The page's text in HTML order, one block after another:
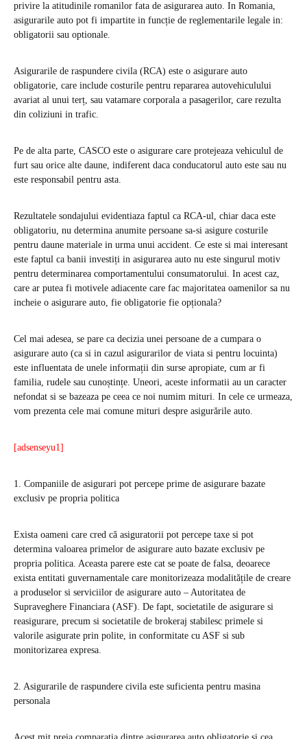
privire la atitudinile romanilor fata de asigurarea auto. In Romania,
asigurarile auto pot fi impartite in funcție de reglementarile legale in:
obligatorii sau optionale.
Asigurarile de raspundere civila (RCA) este o asigurare auto
obligatorie, care include costurile pentru repararea autovehiculului
avariat al unui terț, sau vatamare corporala a pasagerilor, care rezulta
din coliziuni in trafic.
Pe de alta parte, CASCO este o asigurare care protejeaza vehiculul de
furt sau orice alte daune, indiferent daca conducatorul auto este sau nu
este responsabil pentru asta.
Rezultatele sondajului evidentiaza faptul ca RCA-ul, chiar daca este
obligatoriu, nu determina anumite persoane sa-si asigure costurile
pentru daune materiale in urma unui accident. Ce este si mai interesant
este faptul ca banii investiți in asigurarea auto nu este singurul motiv
pentru determinarea comportamentului consumatorului. In acest caz,
care ar putea fi motivele adiacente care fac majoritatea oamenilor sa nu
incheie o asigurare auto, fie obligatorie fie opționala?
Cel mai adesea, se pare ca decizia unei persoane de a cumpara o
asigurare auto (ca si in cazul asigurarilor de viata si pentru locuinta)
este influentata de unele informații din surse apropiate, cum ar fi
familia, rudele sau cunoștințe. Uneori, aceste informatii au un caracter
nefondat si se bazeaza pe ceea ce noi numim mituri. In cele ce urmeaza,
vom prezenta cele mai comune mituri despre asigurările auto.
[adsenseyu1]
1. Companiile de asigurari pot percepe prime de asigurare bazate
exclusiv pe propria politica
Exista oameni care cred că asiguratorii pot percepe taxe si pot
determina valoarea primelor de asigurare auto bazate exclusiv pe
propria politica. Aceasta parere este cat se poate de falsa, deoarece
exista entitati guvernamentale care monitorizeaza modalitățile de creare
a produselor si serviciilor de asigurare auto – Autoritatea de
Supraveghere Financiara (ASF). De fapt, societatile de asigurare si
reasigurare, precum si societatile de brokeraj stabilesc primele si
valorile asigurate prin polite, in conformitate cu ASF si sub
monitorizarea expresa.
2. Asigurarile de raspundere civila este suficienta pentru masina
personala